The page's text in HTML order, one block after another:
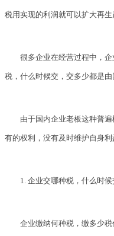
税用实现的利润就可以扩大再
很多企业在经营过程中，
税，什么时候交，交多少都是
由于国内企业老板这种普
有的权利，没有及时维护自身
1. 企业交哪种税，什么时
企业缴纳何种税，缴多少